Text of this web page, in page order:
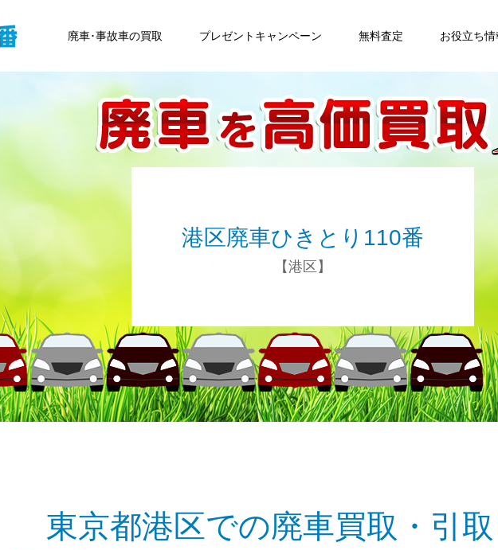
廃車･事故車の買取 プレゼントキャンペーン 無料査定 お役立ち情
港区廃車ひきとり110番
【港区】
東京都港区での廃車買取・引